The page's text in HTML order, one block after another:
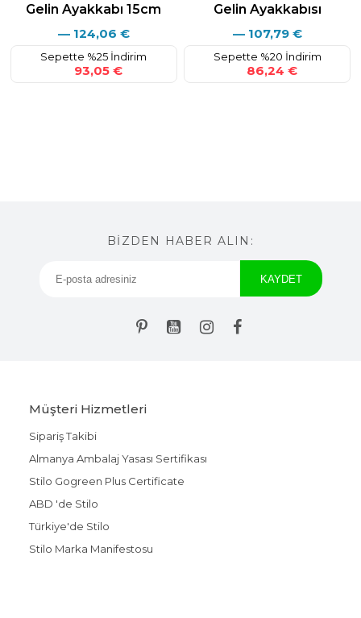
Gelin Ayakkabı 15cm
— 124,06 €
Sepette %25 İndirim
93,05 €
Gelin Ayakkabısı
— 107,79 €
Sepette %20 İndirim
86,24 €
BİZDEN HABER ALIN:
Müşteri Hizmetleri
Sipariş Takibi
Almanya Ambalaj Yasası Sertifikası
Stilo Gogreen Plus Certificate
ABD 'de Stilo
Türkiye'de Stilo
Stilo Marka Manifestosu